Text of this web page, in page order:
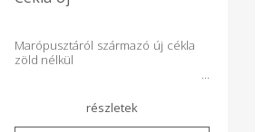
Marópusztáról származó új cékla
zöld nélkül